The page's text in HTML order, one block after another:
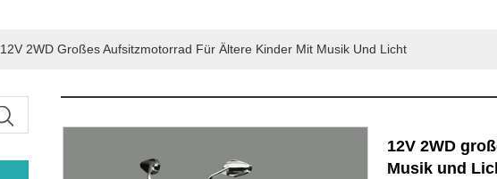
12V 2WD Großes Aufsitzmotorrad Für Ältere Kinder Mit Musik Und Licht
12V 2WD
Musik und